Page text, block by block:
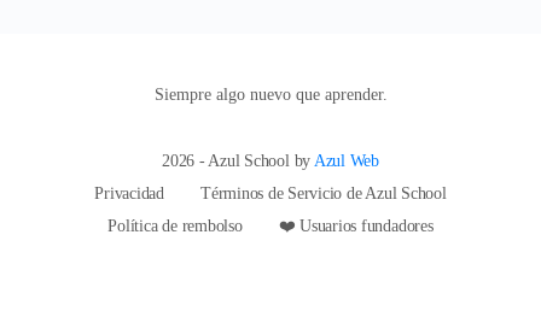
Siempre algo nuevo que aprender.
2026 - Azul School by Azul Web
Privacidad
Términos de Servicio de Azul School
Política de rembolso
❤️ Usuarios fundadores